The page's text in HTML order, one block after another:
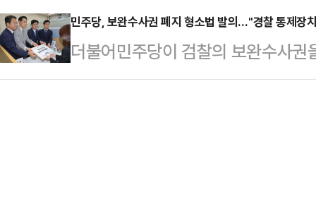
지난 36년 양국이 함께 이룩한 성
동반자 관계를 더욱 확대하고 발전
혔다.후렐수흐 대통…
민주당, 보완수사권 폐지 형소법 발의…"경찰 통제장
더불어민주당이 검찰의 보완수사
하는 대신 경찰에 대한 보완수사 요